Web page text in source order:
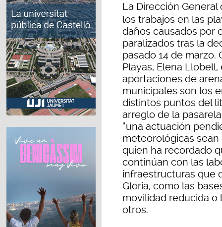
La Dirección
los trabajos en las
daños causados por
paralizados tras la
pasado 14 de
Playas, Elena
aportaciones de
municipales son los
distintos puntos del
arreglo de la
“una actuación
meteorológicas sean
quien ha recordado
continúan con las
infraestructuras que
Gloria, como las
movilidad reducida o
otros.